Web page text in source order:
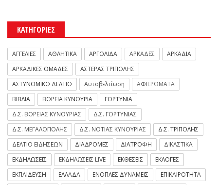
ΚΑΤΗΓΟΡΙΕΣ
ΑΓΓΕΛΙΕΣ ΑΘΛΗΤΙΚΑ ΑΡΓΟΛΙΔΑ ΑΡΚΑΔΕΣ
ΑΡΚΑΔΙΑ
ΑΡΚΑΔΙΚΕΣ ΟΜΑΔΕΣ
ΑΣΤΕΡΑΣ ΤΡΙΠΟΛΗΣ
ΑΣΤΥΝΟΜΙΚΟ ΔΕΛΤΙΟ
Αυτοβελτίωση
ΑΦΙΕΡΩΜΑΤΑ
ΒΙΒΛΙΑ
ΒΟΡΕΙΑ ΚΥΝΟΥΡΙΑ
ΓΟΡΤΥΝΙΑ
Δ.Σ. ΒΟΡΕΙΑΣ ΚΥΝΟΥΡΙΑΣ
Δ.Σ. ΓΟΡΤΥΝΙΑΣ
Δ.Σ. ΜΕΓΑΛΟΠΟΛΗΣ
Δ.Σ. ΝΟΤΙΑΣ ΚΥΝΟΥΡΙΑΣ
Δ.Σ. ΤΡΙΠΟΛΗΣ
ΔΕΛΤΙΟ ΕΙΔΗΣΕΩΝ
ΔΙΑΔΡΟΜΕΣ ΔΙΑΤΡΟΦΗ
ΔΙΚΑΣΤΙΚΑ
ΕΚΔΗΛΩΣΕΙΣ
ΕΚΔΗΛΩΣΕΙΣ LIVE ΕΚΘΕΣΕΙΣ
ΕΚΛΟΓΕΣ
ΕΚΠΑΙΔΕΥΣΗ
ΕΛΛΑΔΑ ΕΝΟΠΛΕΣ ΔΥΝΑΜΕΙΣ
ΕΠΙΚΑΙΡΟΤΗΤΑ